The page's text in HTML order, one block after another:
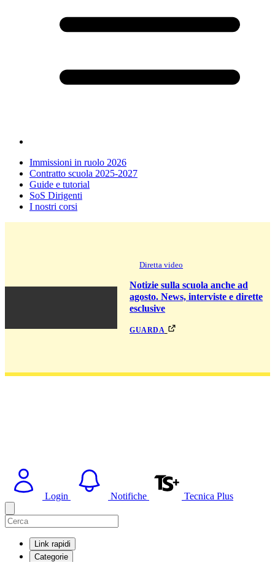
Immissioni in ruolo 2026
Contratto scuola 2025-2027
Guide e tutorial
SoS Dirigenti
I nostri corsi
Diretta video
Notizie sulla scuola anche ad
agosto. News, interviste e dirette
esclusive
guarda
Login Notifiche Tecnica Plus
Link rapidi
Categorie